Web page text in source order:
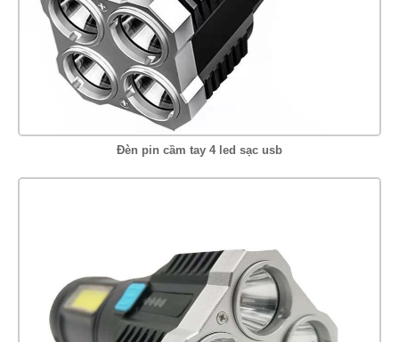
Đèn pin cầm tay 4 led sạc usb